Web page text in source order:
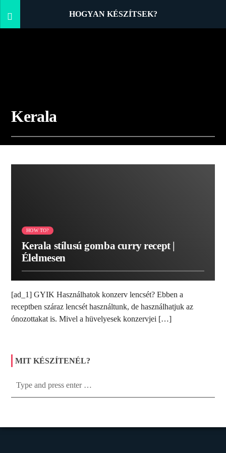
HOGYAN KÉSZÍTSEK?
Kerala
HOW TO?
Kerala stílusú gomba curry recept |
Élelmesen
[ad_1] GYIK Használhatok konzerv lencsét? Ebben a
receptben száraz lencsét használtunk, de használhatjuk az
ónozottakat is. Mivel a hüvelyesek konzervjei […]
MIT KÉSZÍTENÉL?